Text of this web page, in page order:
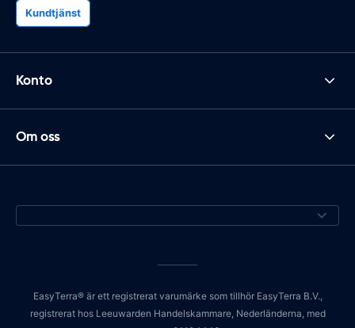
Kundtjänst
Konto
Om oss
EasyTerra® är ett registrerat varumärke som tillhör EasyTerra B.V.,
registrerat hos Leeuwarden Handelskammare, Nederländerna, med